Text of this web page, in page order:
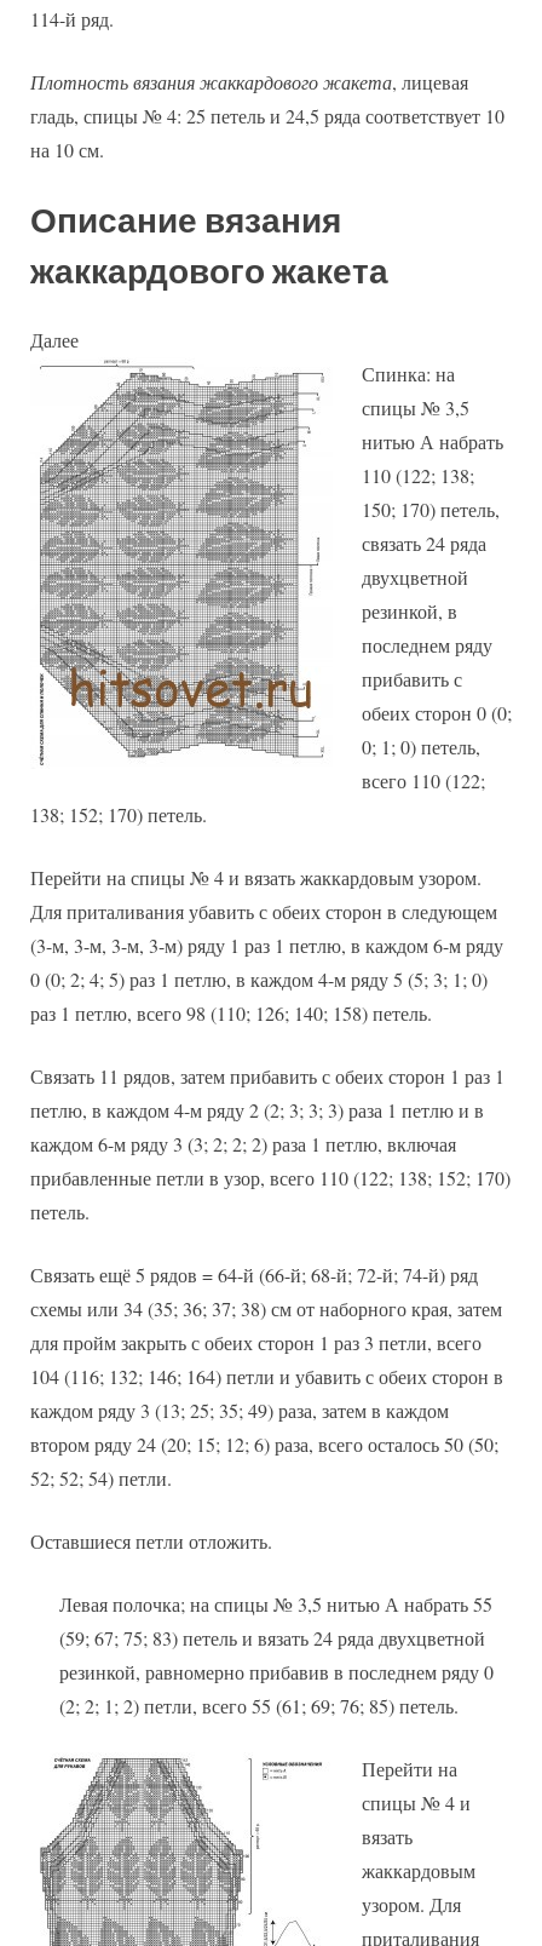
114-й ряд.
Плотность вязания жаккардового жакета, лицевая
гладь, спицы № 4: 25 петель и 24,5 ряда соответствует 10
на 10 см.
Описание вязания
жаккардового жакета
Далее
Спинка: на
спицы № 3,5
нитью А набрать
110 (122; 138;
150; 170) петель,
связать 24 ряда
двухцветной
резинкой, в
последнем ряду
прибавить с
обеих сторон 0 (0;
0; 1; 0) петель,
всего 110 (122;
138; 152; 170) петель.
Перейти на спицы № 4 и вязать жаккардовым узором.
Для приталивания убавить с обеих сторон в следующем
(3-м, 3-м, 3-м, 3-м) ряду 1 раз 1 петлю, в каждом 6-м ряду
0 (0; 2; 4; 5) раз 1 петлю, в каждом 4-м ряду 5 (5; 3; 1; 0)
раз 1 петлю, всего 98 (110; 126; 140; 158) петель.
Связать 11 рядов, затем прибавить с обеих сторон 1 раз 1
петлю, в каждом 4-м ряду 2 (2; 3; 3; 3) раза 1 петлю и в
каждом 6-м ряду 3 (3; 2; 2; 2) раза 1 петлю, включая
прибавленные петли в узор, всего 110 (122; 138; 152; 170)
петель.
Связать ещё 5 рядов = 64-й (66-й; 68-й; 72-й; 74-й) ряд
схемы или 34 (35; 36; 37; 38) см от наборного края, затем
для пройм закрыть с обеих сторон 1 раз 3 петли, всего
104 (116; 132; 146; 164) петли и убавить с обеих сторон в
каждом ряду 3 (13; 25; 35; 49) раза, затем в каждом
втором ряду 24 (20; 15; 12; 6) раза, всего осталось 50 (50;
52; 52; 54) петли.
Оставшиеся петли отложить.
Левая полочка; на спицы № 3,5 нитью А набрать 55
(59; 67; 75; 83) петель и вязать 24 ряда двухцветной
резинкой, равномерно прибавив в последнем ряду 0
(2; 2; 1; 2) петли, всего 55 (61; 69; 76; 85) петель.
Перейти на
спицы № 4 и
вязать
жаккардовым
узором. Для
приталивания